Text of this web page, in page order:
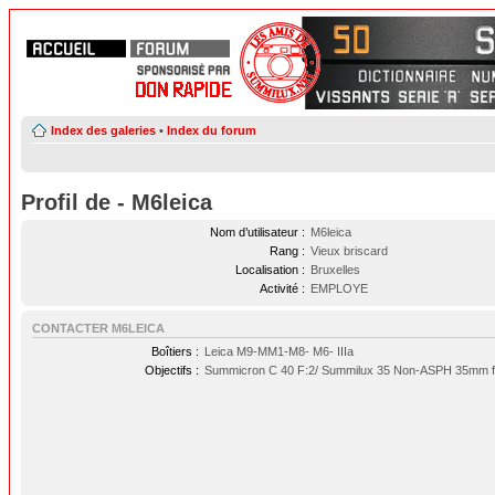
Index des galeries • Index du forum
Profil de - M6leica
Nom d’utilisateur : M6leica
Rang : Vieux briscard
Localisation : Bruxelles
Activité : EMPLOYE
CONTACTER M6LEICA
Boîtiers : Leica M9-MM1-M8- M6- IIIa
Objectifs : Summicron C 40 F:2/ Summilux 35 Non-ASPH 35mm